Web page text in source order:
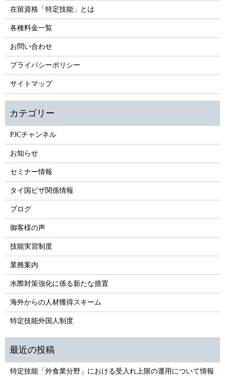
在留資格「特定技能」とは
各種料金一覧
お問い合わせ
プライバシーポリシー
サイトマップ
PJCチャンネル
お知らせ
セミナー情報
タイ国ビザ関係情報
ブログ
御客様の声
技能実習制度
業務案内
水際対策強化に係る新たな措置
海外からの人材獲得スキーム
特定技能外国人制度
特定技能「外食業分野」における受入れ上限の運用について情報